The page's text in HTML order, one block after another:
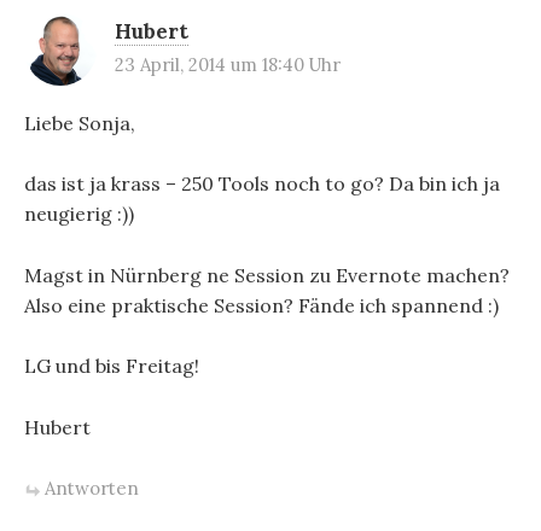
n
a
v
i
g
a
t
n
Hubert
23 April, 2014 um 18:40 Uhr
Liebe Sonja,
das ist ja krass – 250 Tools noch to go? Da bin ich ja
neugierig :))
Magst in Nürnberg ne Session zu Evernote machen?
Also eine praktische Session? Fände ich spannend :)
LG und bis Freitag!
Hubert
Antworten